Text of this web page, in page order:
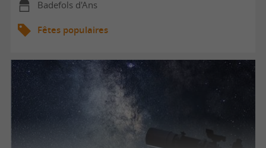
Badefols d'Ans
Fêtes populaires